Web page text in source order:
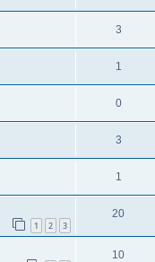
3
1
0
3
1
1 2 3
20
10